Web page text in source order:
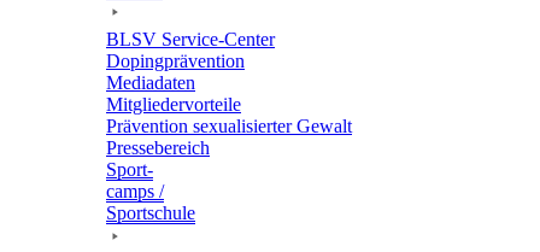
BLSV Service-Center
Doping­prä­ven­tion
Media­da­ten
Mitglie­der­vor­teile
Präven­tion sexua­li­sier­ter Gewalt
Pres­se­be­reich
Sport­
camps /
Sportschule